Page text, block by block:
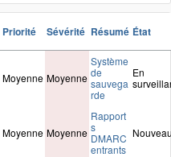
Priorité Sévérité Résumé État
Moyenne Moyenne
Système
de
sauvega
rde
En
Moyenne Moyenne
Rapport
s
DMARC
entrants